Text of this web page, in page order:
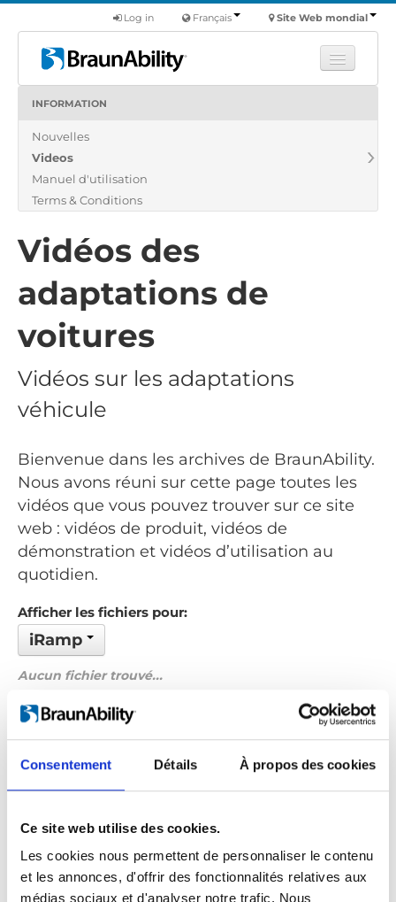
Consentement Détails À propos des cookies
Ce site web utilise des cookies.
Les cookies nous permettent de personnaliser le contenu
et les annonces, d'offrir des fonctionnalités relatives aux
médias sociaux et d'analyser notre trafic. Nous
Site Web mondial
Français
Log in
Produits
Nous
Trouver un revendeur
INFORMATION
Nouvelles
Videos
Manuel d'utilisation
Terms & Conditions
Vidéos des
adaptations de
voitures
Vidéos sur les adaptations
véhicule
Bienvenue dans les archives de BraunAbility.
Nous avons réuni sur cette page toutes les
vidéos que vous pouvez trouver sur ce site
web : vidéos de produit, vidéos de
démonstration et vidéos d’utilisation au
quotidien.
Afficher les fichiers pour:
iRamp
Aucun fichier trouvé...
Commandé par: Date
Précédent Suivant
Ouvrez le menu déroulant sur la gauche et sélectionnez le
produit qui vous intéresse. Remarque : pour certains produits, il
n’y a pas de vidéo.